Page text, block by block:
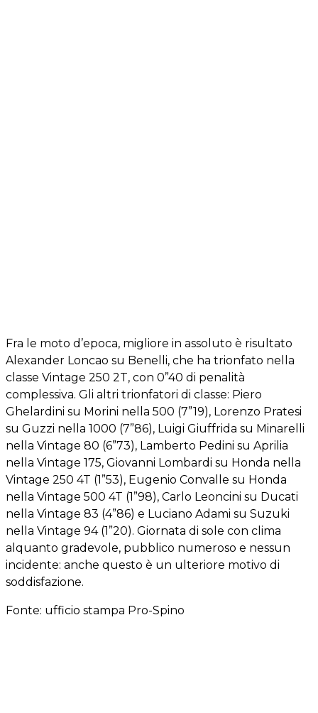
Fra le moto d’epoca, migliore in assoluto è risultato
Alexander Loncao su Benelli, che ha trionfato nella
classe Vintage 250 2T, con 0”40 di penalità
complessiva. Gli altri trionfatori di classe: Piero
Ghelardini su Morini nella 500 (7”19), Lorenzo Pratesi
su Guzzi nella 1000 (7”86), Luigi Giuffrida su Minarelli
nella Vintage 80 (6”73), Lamberto Pedini su Aprilia
nella Vintage 175, Giovanni Lombardi su Honda nella
Vintage 250 4T (1”53), Eugenio Convalle su Honda
nella Vintage 500 4T (1”98), Carlo Leoncini su Ducati
nella Vintage 83 (4”86) e Luciano Adami su Suzuki
nella Vintage 94 (1”20). Giornata di sole con clima
alquanto gradevole, pubblico numeroso e nessun
incidente: anche questo è un ulteriore motivo di
soddisfazione.
Fonte: ufficio stampa Pro-Spino